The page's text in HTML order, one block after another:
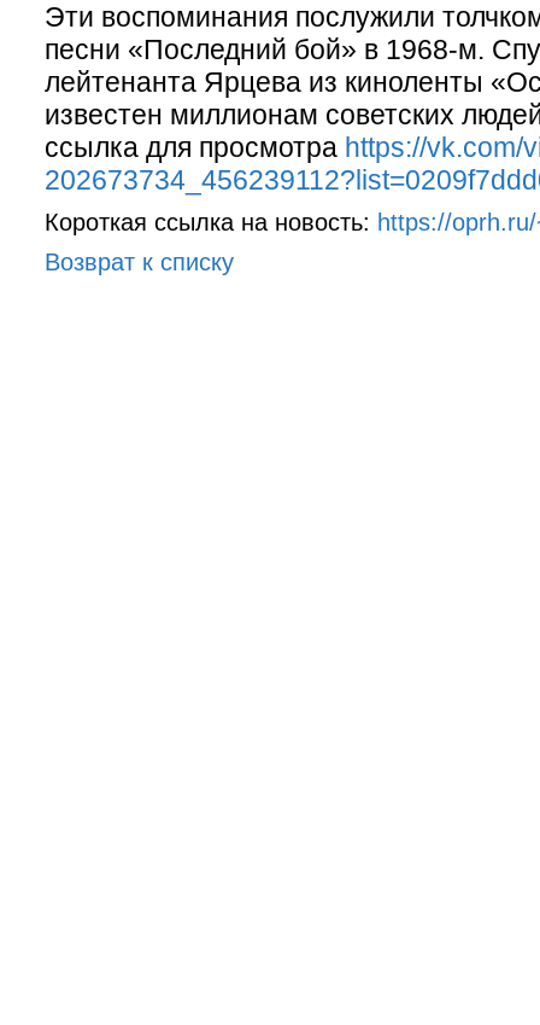
Эти воспоминания послужили
песни «Последний бой» в 1968-м.
лейтенанта Ярцева из киноленты
известен миллионам советских
ссылка для просмотра https://vk.com/
Короткая ссылка на новость: https://
Возврат к списку